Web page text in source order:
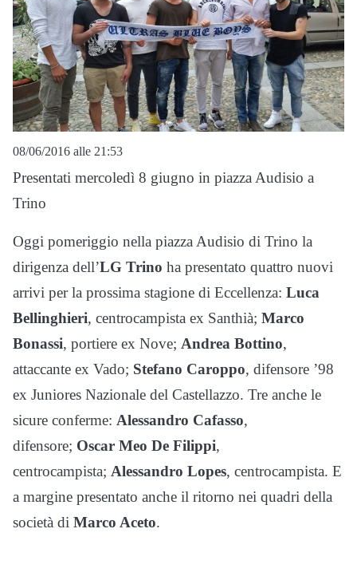
08/06/2016 alle 21:53
Presentati mercoledì 8 giugno in piazza Audisio a
Trino
Oggi pomeriggio nella piazza Audisio di Trino la
dirigenza dell’LG Trino ha presentato quattro nuovi
arrivi per la prossima stagione di Eccellenza: Luca
Bellinghieri, centrocampista ex Santhià; Marco
Bonassi, portiere ex Nove; Andrea Bottino,
attaccante ex Vado; Stefano Caroppo, difensore ’98
ex Juniores Nazionale del Castellazzo. Tre anche le
sicure conferme: Alessandro Cafasso,
difensore; Oscar Meo De Filippi,
centrocampista; Alessandro Lopes, centrocampista. E
a margine presentato anche il ritorno nei quadri della
società di Marco Aceto.